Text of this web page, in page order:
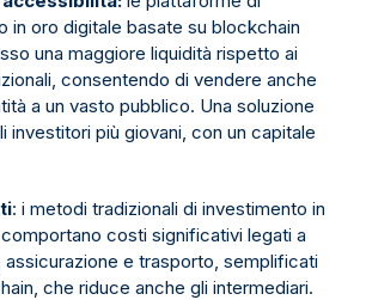
in oro digitale basate su blockchain
una maggiore liquidità rispetto ai
consentendo di vendere anche
a un vasto pubblico. Una soluzione
investitori più giovani, con un capitale
: i metodi tradizionali di investimento in
costi significativi legati a
e trasporto, semplificati
che riduce anche gli intermediari.